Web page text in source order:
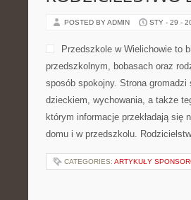
POSTED BY ADMIN STY - 29 -
Przedszkole w Wielichowie to
przedszkolnym, bobasach oraz
sposób spokojny. Strona
dzieckiem, wychowania, a także
którym informacje przekładają się
domu i w przedszkolu.
CATEGORIES: ARTYKUŁY